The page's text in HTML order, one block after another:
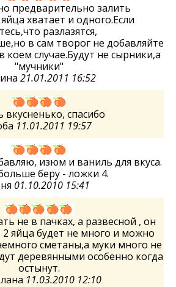
предварительно залить
хватает и одного.Если
разлазятся,
в сам творог не добавляйте
случае.Будут не сырники,а
"мучники"
21.01.2011 16:52
вкусненько, спасибо
11.01.2011 19:57
изюм и ваниль для вкуса.
беру - ложки 4.
01.10.2010 15:41
не в пачках, а развесной , он
2 яйца будет не много и можно
сметаны,а муки много не
деревянными особенно когда
остынут.
11.03.2010 12:10